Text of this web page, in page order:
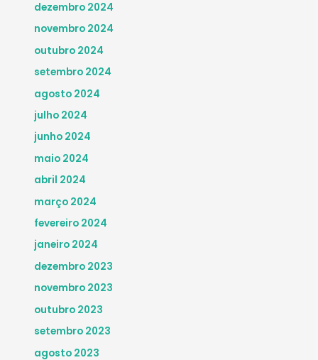
dezembro 2024
novembro 2024
outubro 2024
setembro 2024
agosto 2024
julho 2024
junho 2024
maio 2024
abril 2024
março 2024
fevereiro 2024
janeiro 2024
dezembro 2023
novembro 2023
outubro 2023
setembro 2023
agosto 2023